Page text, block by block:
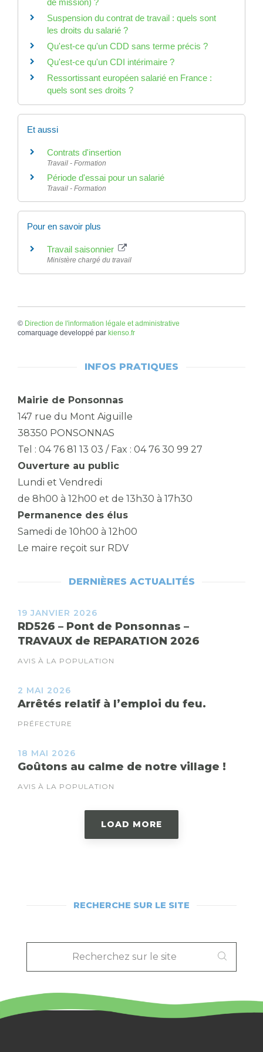
Suspension du contrat de travail : quels sont
les droits du salarié ?
Qu'est-ce qu'un CDD sans terme précis ?
Qu'est-ce qu'un CDI intérimaire ?
Ressortissant européen salarié en France :
quels sont ses droits ?
Et aussi
Contrats d'insertion
Travail - Formation
Période d'essai pour un salarié
Travail - Formation
Pour en savoir plus
Travail saisonnier
Ministère chargé du travail
© Direction de l'information légale et administrative
comarquage developpé par kienso.fr
INFOS PRATIQUES
Mairie de Ponsonnas
147 rue du Mont Aiguille
38350 PONSONNAS
Tel : 04 76 81 13 03 / Fax : 04 76 30 99 27
Ouverture au public
Lundi et Vendredi
de 8h00 à 12h00 et de 13h30 à 17h30
Permanence des élus
Samedi de 10h00 à 12h00
Le maire reçoit sur RDV
DERNIÈRES ACTUALITÉS
19 JANVIER 2026
RD526 – Pont de Ponsonnas –
TRAVAUX de REPARATION 2026
AVIS À LA POPULATION
2 MAI 2026
Arrêtés relatif à l’emploi du feu.
PRÉFECTURE
18 MAI 2026
Goûtons au calme de notre village !
AVIS À LA POPULATION
LOAD MORE
RECHERCHE SUR LE SITE
RECHERCHEZ
LE
SITE